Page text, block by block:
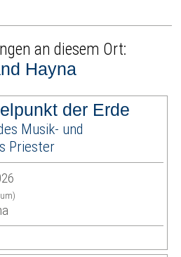
an diesem Ort:
Hayna
der Erde
Musik- und
Priester